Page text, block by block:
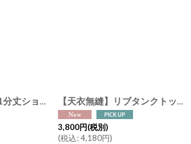
【天衣無縫】リブ1分丈ショーツ スーピマコットン オーガニックコットン 日本製 ボタニカルダイ ネイビー チャコール 【天衣無縫】リブタンクトップ スーピマコットン オーガニックコットン 日本製 ボタニカルダイ ネイビー チャコール
3,800円(税別)
(税込:4,180円)